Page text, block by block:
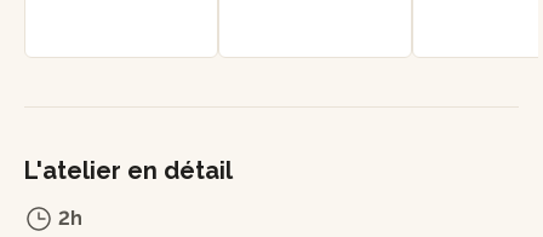
L'atelier en détail
2h